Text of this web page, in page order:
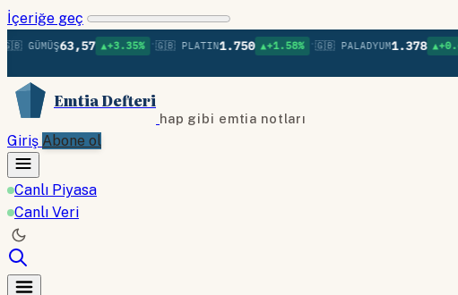
İçeriğe geç
63,57 ▲+3.35% •🇬🇧 PLATIN1.750 ▲+1.58% •🇬🇧 PALADYUM1.378 ▲+0.63%
Emtia Defteri
hap gibi emtia notları
Giriş Abone ol
Canlı Piyasa
Canlı Veri